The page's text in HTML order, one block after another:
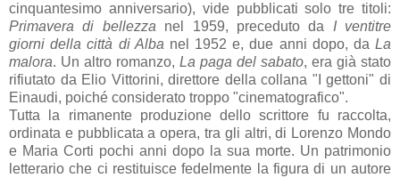
cinquantesimo anniversario), vide pubblicati solo tre titoli:
Primavera di bellezza nel 1959, preceduto da I ventitre
giorni della città di Alba nel 1952 e, due anni dopo, daLa
malora. Un altro romanzo, La paga del sabato, era già stato
rifiutato da Elio Vittorini, direttore della collana "I gettoni" di
Einaudi, poiché considerato troppo "cinematografico".
Tutta la rimanente produzione dello scrittore fu raccolta,
ordinata e pubblicata a opera, tra gli altri, di Lorenzo Mondo
e Maria Corti pochi anni dopo la sua morte. Un patrimonio
letterario che ci restituisce fedelmente la figura di un autore